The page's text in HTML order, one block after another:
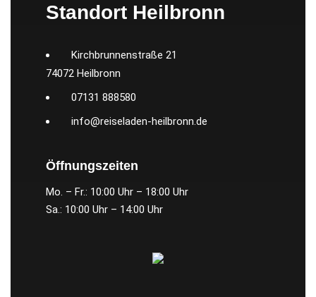
Standort Heilbronn
Kirchbrunnenstraße 21
74072 Heilbronn
07131 888580
info@reiseladen-heilbronn.de
Öffnungszeiten
Mo. – Fr.: 10:00 Uhr – 18:00 Uhr
Sa.: 10:00 Uhr – 14:00 Uhr